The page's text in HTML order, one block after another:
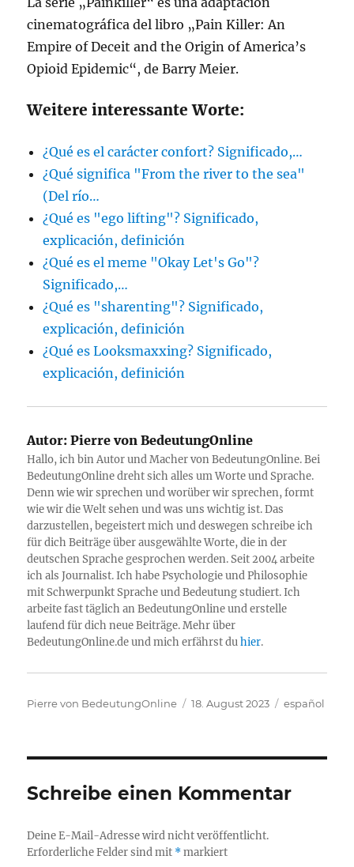
cinematográfica del libro „Pain Killer: An
Empire of Deceit and the Origin of America’s
Opioid Epidemic“, de Barry Meier.
Weitere interessante Worte:
¿Qué es el carácter confort? Significado,…
¿Qué significa "From the river to the sea"
(Del río…
¿Qué es "ego lifting"? Significado,
explicación, definición
¿Qué es el meme "Okay Let's Go"?
Significado,…
¿Qué es "sharenting"? Significado,
explicación, definición
¿Qué es Looksmaxxing? Significado,
explicación, definición
Autor: Pierre von BedeutungOnline
Hallo, ich bin Autor und Macher von BedeutungOnline. Bei
BedeutungOnline dreht sich alles um Worte und Sprache.
Denn wie wir sprechen und worüber wir sprechen, formt
wie wir die Welt sehen und was uns wichtig ist. Das
darzustellen, begeistert mich und deswegen schreibe ich
für dich Beiträge über ausgewählte Worte, die in der
deutschen Sprache gesprochen werden. Seit 2004 arbeite
ich als Journalist. Ich habe Psychologie und Philosophie
mit Schwerpunkt Sprache und Bedeutung studiert. Ich
arbeite fast täglich an BedeutungOnline und erstelle
laufend für dich neue Beiträge. Mehr über
BedeutungOnline.de und mich erfährst duhier.
Autor
Pierre von BedeutungOnline
Veröffentlicht
18. August 2023 Kategorien
español
Schreibe einen Kommentar
Deine E-Mail-Adresse wird nicht veröffentlicht.
Erforderliche Felder sind mit *markiert